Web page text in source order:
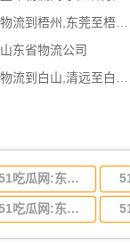
51吃瓜网:东莞到梧州物流公司,东莞整车物流到梧州,东莞至梧州物流专线 - 天南
东省物流公司
51吃瓜网:清远到白山物流公司,清远整车物流到白山,清远至白山物流专线 - 天南
51吃瓜网:东莞到河北省物流专线,东莞到河北省物流公司
51吃瓜网:东莞到山东省物流专线,东莞到山东省物流公司